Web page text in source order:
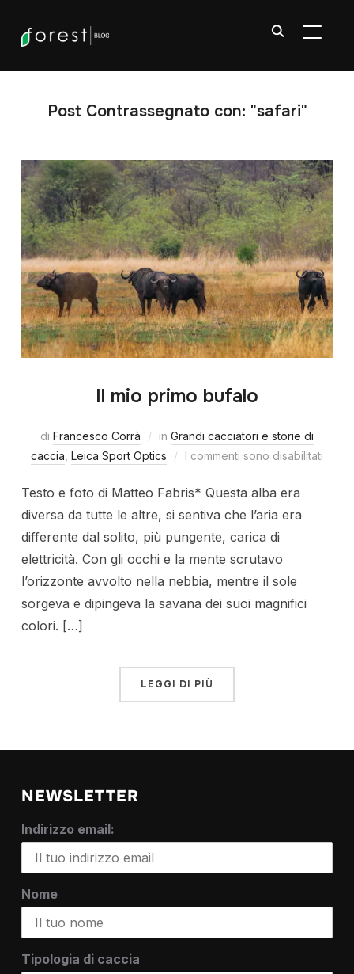
APRI/
Post Contrassegnato con: "safari"
Il mio primo bufalo
di Francesco Corrà in Grandi cacciatori e storie di
caccia Leica Sport Optics I commenti sono disabilitati
Testo e foto di Matteo Fabris* Questa alba era
diversa da tutte le altre, si sentiva che l’aria era
differente dal solito, più pungente, carica di
elettricità. Con gli occhi e la mente scrutavo
l’orizzonte avvolto nella nebbia, mentre il sole
sorgeva e dipingeva la savana dei suoi magnifici
colori. […]
LEGGI DI PIÙ
NEWSLETTER
Indirizzo email:
Nome
Tipologia di caccia